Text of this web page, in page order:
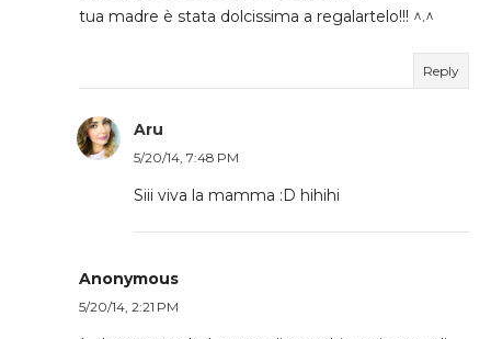
tua madre è stata dolcissima a regalartelo!!! ^.^
Reply
Aru
5/20/14, 7:48 PM
Siii viva la mamma :D hihihi
Anonymous
5/20/14, 2:21 PM